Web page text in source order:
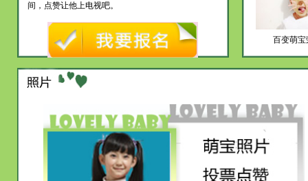
间，点赞让他上电视吧。
百变萌宝